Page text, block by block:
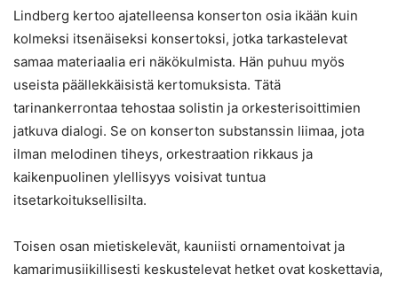
Lindberg kertoo ajatelleensa konserton osia ikään kuin
kolmeksi itsenäiseksi konsertoksi, jotka tarkastelevat
samaa materiaalia eri näkökulmista. Hän puhuu myös
useista päällekkäisistä kertomuksista. Tätä
tarinankerrontaa tehostaa solistin ja orkesterisoittimien
jatkuva dialogi. Se on konserton substanssin liimaa, jota
ilman melodinen tiheys, orkestraation rikkaus ja
kaikenpuolinen ylellisyys voisivat tuntua
itsetarkoituksellisilta.
Toisen osan mietiskelevät, kauniisti ornamentoivat ja
kamarimusiikillisesti keskustelevat hetket ovat koskettavia,